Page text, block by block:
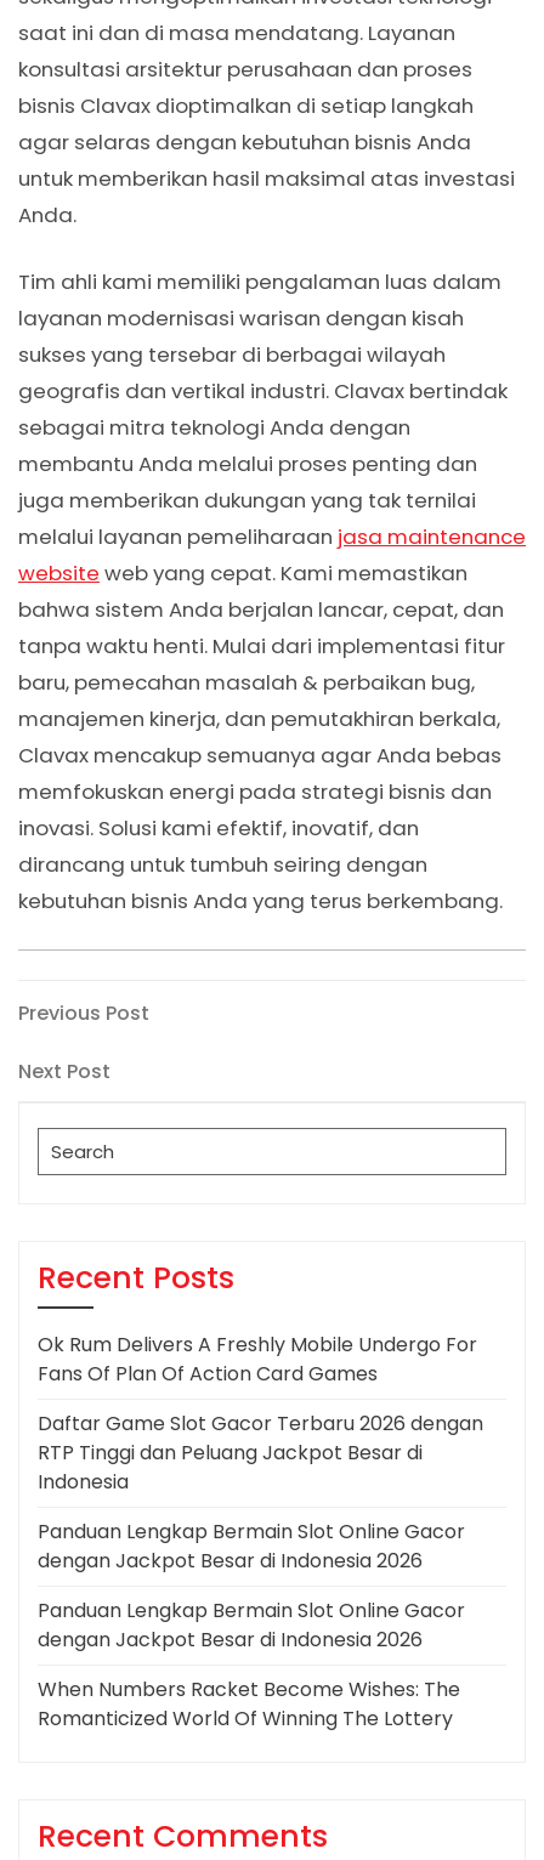
saat ini dan di masa mendatang. Layanan
konsultasi arsitektur perusahaan dan proses
bisnis Clavax dioptimalkan di setiap langkah
agar selaras dengan kebutuhan bisnis Anda
untuk memberikan hasil maksimal atas investasi
Anda.
Tim ahli kami memiliki pengalaman luas dalam
layanan modernisasi warisan dengan kisah
sukses yang tersebar di berbagai wilayah
geografis dan vertikal industri. Clavax bertindak
sebagai mitra teknologi Anda dengan
membantu Anda melalui proses penting dan
juga memberikan dukungan yang tak ternilai
melalui layanan pemeliharaan jasa maintenance
website web yang cepat. Kami memastikan
bahwa sistem Anda berjalan lancar, cepat, dan
tanpa waktu henti. Mulai dari implementasi fitur
baru, pemecahan masalah & perbaikan bug,
manajemen kinerja, dan pemutakhiran berkala,
Clavax mencakup semuanya agar Anda bebas
memfokuskan energi pada strategi bisnis dan
inovasi. Solusi kami efektif, inovatif, dan
dirancang untuk tumbuh seiring dengan
kebutuhan bisnis Anda yang terus berkembang.
Post
navigation
Previous
Previous Post
Next
Next Post
Search
for:
Recent Posts
Ok Rum Delivers A Freshly Mobile Undergo For
Fans Of Plan Of Action Card Games
Daftar Game Slot Gacor Terbaru 2026 dengan
RTP Tinggi dan Peluang Jackpot Besar di
Indonesia
Panduan Lengkap Bermain Slot Online Gacor
dengan Jackpot Besar di Indonesia 2026
Panduan Lengkap Bermain Slot Online Gacor
dengan Jackpot Besar di Indonesia 2026
When Numbers Racket Become Wishes: The
Romanticized World Of Winning The Lottery
Recent Comments